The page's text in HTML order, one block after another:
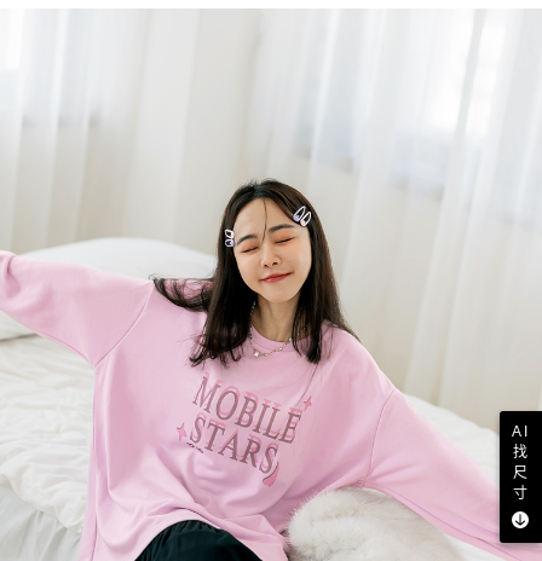
AI
找
尺
寸